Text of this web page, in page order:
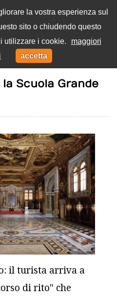
la vostra esperienza sul
sito o chiudendo questo
utilizzare i cookie.
maggiori
accetta
Scuola Grande
il turista arriva a
di rito" che